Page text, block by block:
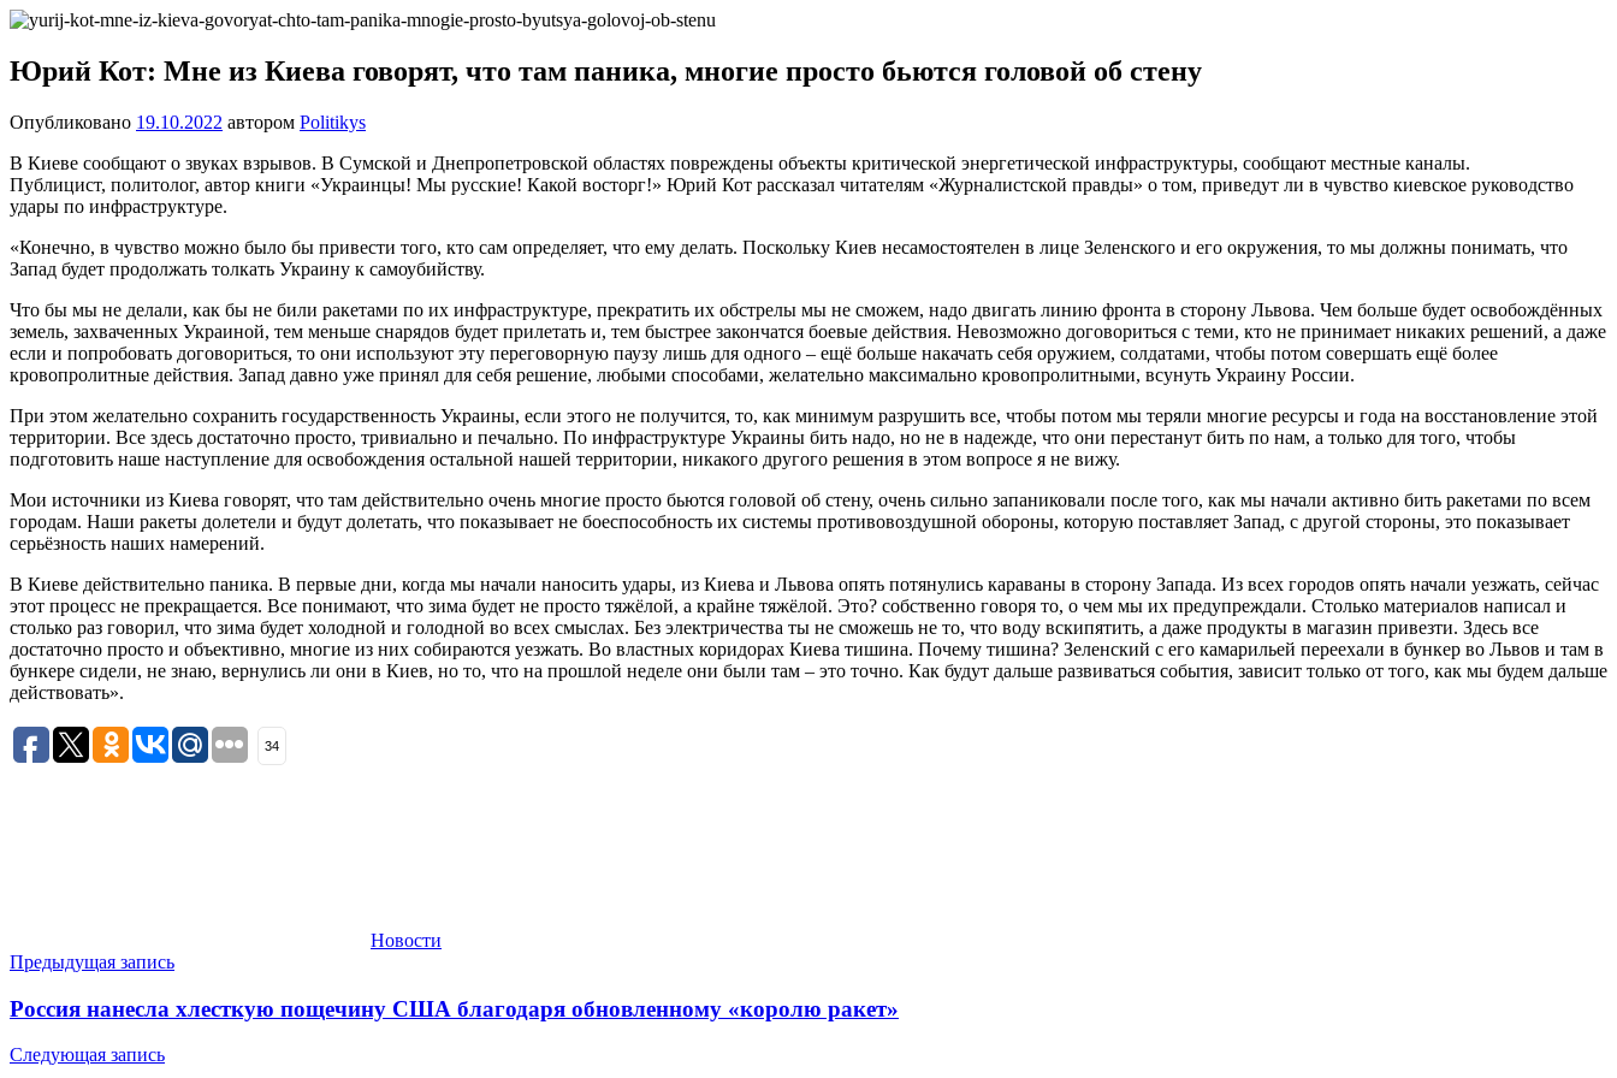
Перейти
содержимому
один
сайт
WordPress
Юрий Кот: Мне из Киева говорят, что там паника, многие просто бьются головой об стену
Опубликовано 19.10.2022 автором Politikys
В Киеве сообщают о звуках взрывов. В Сумской и Днепропетровской областях повреждены объекты критической энергетической инфраструктуры, сообщают местные каналы.
Публицист, политолог, автор книги «Украинцы! Мы русские! Какой восторг!» Юрий Кот рассказал читателям «Журналистской правды» о том, приведут ли в чувство киевское руководство
удары по инфраструктуре.
«Конечно, в чувство можно было бы привести того, кто сам определяет, что ему делать. Поскольку Киев несамостоятелен в лице Зеленского и его окружения, то мы должны понимать, что
Запад будет продолжать толкать Украину к самоубийству.
Что бы мы не делали, как бы не били ракетами по их инфраструктуре, прекратить их обстрелы мы не сможем, надо двигать линию фронта в сторону Львова. Чем больше будет освобождённых
земель, захваченных Украиной, тем меньше снарядов будет прилетать и, тем быстрее закончатся боевые действия. Невозможно договориться с теми, кто не принимает никаких решений, а даже
если и попробовать договориться, то они используют эту переговорную паузу лишь для одного – ещё больше накачать себя оружием, солдатами, чтобы потом совершать ещё более
кровопролитные действия. Запад давно уже принял для себя решение, любыми способами, желательно максимально кровопролитными, всунуть Украину России.
При этом желательно сохранить государственность Украины, если этого не получится, то, как минимум разрушить все, чтобы потом мы теряли многие ресурсы и года на восстановление этой
территории. Все здесь достаточно просто, тривиально и печально. По инфраструктуре Украины бить надо, но не в надежде, что они перестанут бить по нам, а только для того, чтобы
подготовить наше наступление для освобождения остальной нашей территории, никакого другого решения в этом вопросе я не вижу.
Мои источники из Киева говорят, что там действительно очень многие просто бьются головой об стену, очень сильно запаниковали после того, как мы начали активно бить ракетами по всем
городам. Наши ракеты долетели и будут долетать, что показывает не боеспособность их системы противовоздушной обороны, которую поставляет Запад, с другой стороны, это показывает
серьёзность наших намерений.
В Киеве действительно паника. В первые дни, когда мы начали наносить удары, из Киева и Львова опять потянулись караваны в сторону Запада. Из всех городов опять начали уезжать, сейчас
этот процесс не прекращается. Все понимают, что зима будет не просто тяжёлой, а крайне тяжёлой. Это? собственно говоря то, о чем мы их предупреждали. Столько материалов написал и
столько раз говорил, что зима будет холодной и голодной во всех смыслах. Без электричества ты не сможешь не то, что воду вскипятить, а даже продукты в магазин привезти. Здесь все
достаточно просто и объективно, многие из них собираются уезжать. Во властных коридорах Киева тишина. Почему тишина? Зеленский с его камарильей переехали в бункер во Львов и там в
бункере сидели, не знаю, вернулись ли они в Киев, но то, что на прошлой неделе они были там – это точно. Как будут дальше развиваться события, зависит только от того, как мы будем дальше
действовать».
34
Новости
Навигация
по
Предыдущая запись
Россия нанесла хлесткую пощечину США благодаря обновленному «королю ракет»
Следующая запись